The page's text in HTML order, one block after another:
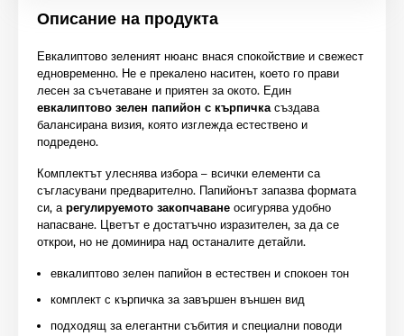
Описание на продукта
Евкалиптово зеленият нюанс внася спокойствие и свежест
едновременно. Не е прекалено наситен, което го прави
лесен за съчетаване и приятен за окото. Един
евкалиптово зелен папийон с кърпичка създава
балансирана визия, която изглежда естествено и
подредено.
Комплектът улеснява избора – всички елементи са
съгласувани предварително. Папийонът запазва формата
си, а регулируемото закопчаване осигурява удобно
напасване. Цветът е достатъчно изразителен, за да се
открои, но не доминира над останалите детайли.
евкалиптово зелен папийон в естествен и спокоен тон
комплект с кърпичка за завършен външен вид
подходящ за елегантни събития и специални поводи